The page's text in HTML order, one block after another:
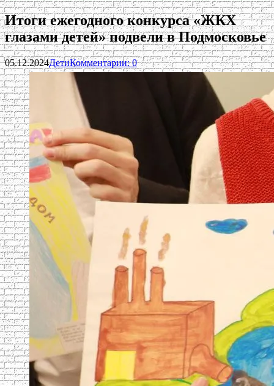
Итоги ежегодного конкурса «ЖКХ
глазами детей» подвели в Подмосковье
05.12.2024ДетиКомментарии: 0